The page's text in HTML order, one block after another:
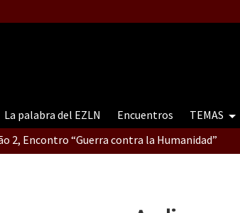
La palabra del EZLN Encuentros TEMAS
2, Encontro “Guerra contra la Humanidad”